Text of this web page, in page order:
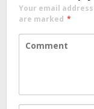
Your email
are marked *